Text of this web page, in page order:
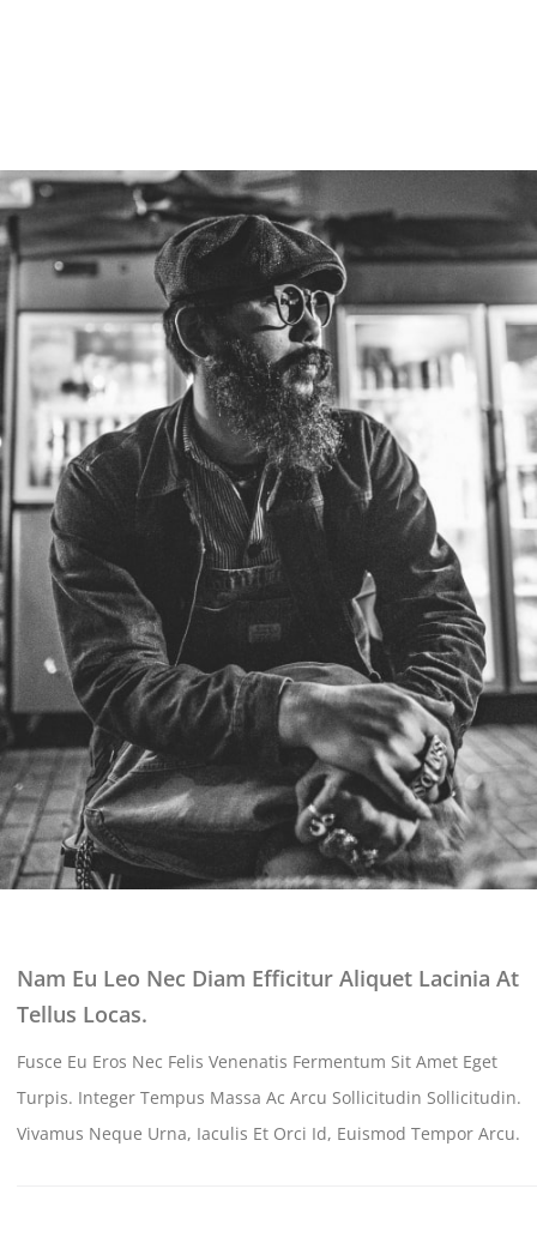
Nam Eu Leo Nec Diam Efficitur Aliquet Lacinia At
Tellus Locas.
Fusce Eu Eros Nec Felis Venenatis Fermentum Sit Amet Eget
Turpis. Integer Tempus Massa Ac Arcu Sollicitudin Sollicitudin.
Vivamus Neque Urna, Iaculis Et Orci Id, Euismod Tempor Arcu.